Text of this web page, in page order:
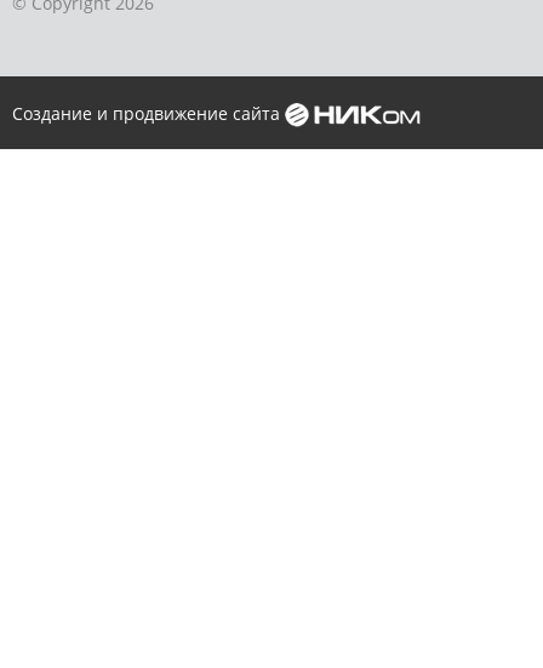
Создание и продвижение сайта